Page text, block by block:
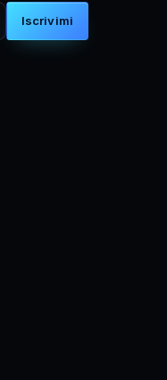
Iscrivimi